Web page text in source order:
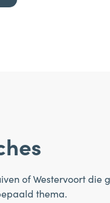
of Westervoort die
thema.